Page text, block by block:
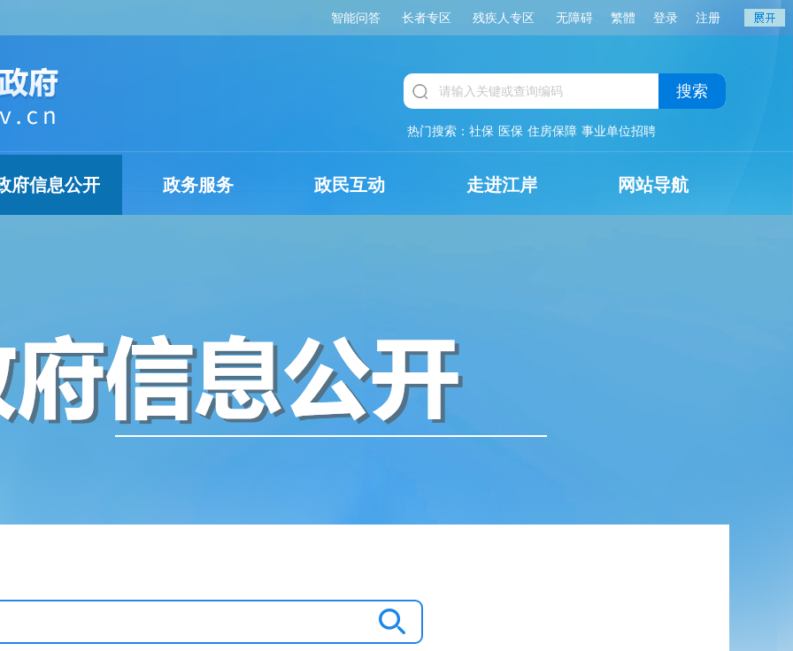
智能问答 长者专区 残疾人专区 无障碍 繁體 登录 注册
搜索
热门搜索： 社保 医保 住房保障 事业单位招聘
府信息公开 政务服务 政民互动 走进江岸 网站导航